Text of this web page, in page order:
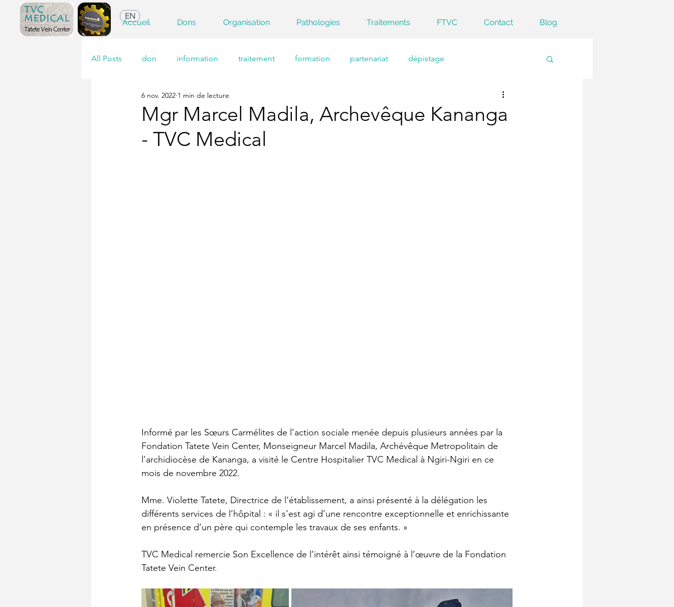
EN
Accueil Dons Organisation Pathologies Traitements FTVC Contact Blog
All Posts don information traitement formation partenariat dépistage
Mgr Marcel Madila, Archevêque Kananga
- TVC Medical
6 nov. 2022 1 min de lecture
Informé par les Sœurs Carmélites de l’action sociale menée depuis plusieurs années par la
Fondation Tatete Vein Center, Monseigneur Marcel Madila, Archévêque Metropolitain de
l’archidiocèse de Kananga, a visité le Centre Hospitalier TVC Medical à Ngiri-Ngiri en ce
mois de novembre 2022.
Mme. Violette Tatete, Directrice de l’établissement, a ainsi présenté à la délégation les
différents services de l’hôpital : « il s’est agi d’une rencontre exceptionnelle et enrichissante
en présence d’un père qui contemple les travaux de ses enfants. »
TVC Medical remercie Son Excellence de l’intérêt ainsi témoigné à l’œuvre de la Fondation
Tatete Vein Center.